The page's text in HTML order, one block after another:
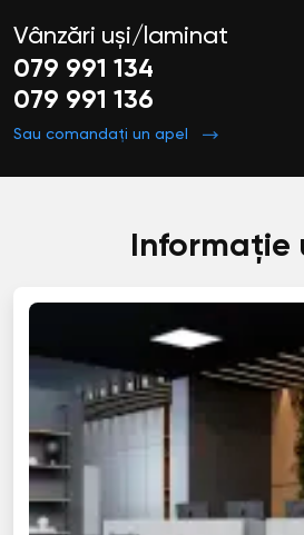
Vânzări uși/laminat
079 991 134
079 991 136
Sau comandați un apel
Informație